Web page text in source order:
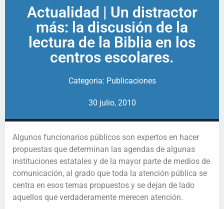
Actualidad | Un distractor
más: la discusión de la
lectura de la Biblia en los
centros escolares.
Categoria: Publicaciones
30 julio, 2010
Algunos funcionarios públicos son expertos en hacer
propuestas que determinan las agendas de algunas
instituciones estatales y de la mayor parte de medios de
comunicación, al grado que toda la atención pública se
centra en esos temas propuestos y se dejan de lado
aquellos que verdaderamente merecen atención.